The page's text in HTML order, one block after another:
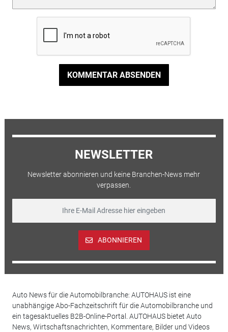
KOMMENTAR ABSENDEN
NEWSLETTER
Newsletter abonnieren und keine Branchen-News mehr
verpassen.
ABONNIEREN
Auto News für die Automobilbranche: AUTOHAUS ist eine
unabhängige Abo-Fachzeitschrift für die Automobilbranche und
ein tagesaktuelles B2B-Online-Portal. AUTOHAUS bietet Auto
News, Wirtschaftsnachrichten, Kommentare, Bilder und Videos